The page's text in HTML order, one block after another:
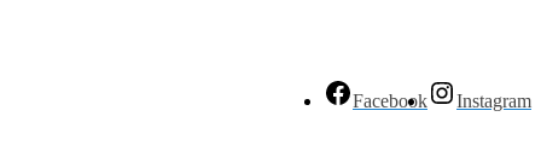
Facebook Instagram